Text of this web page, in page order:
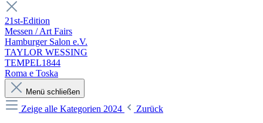
21st-Edition
Messen / Art Fairs
Hamburger Salon e.V.
TAYLOR WESSING
TEMPEL1844
Roma e Toska
Menü schließen
Zeige alle Kategorien 2024
Zurück